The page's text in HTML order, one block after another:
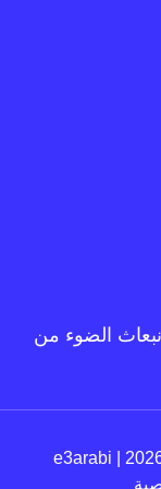
الضوء من